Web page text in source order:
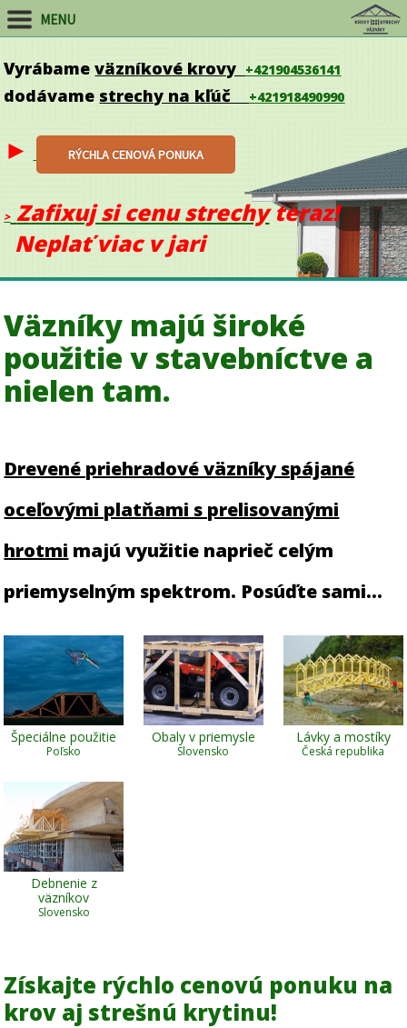
MENU
Vyrábameväzníkové krovy +421904536141
dodávame strechy na kľúč +421918490990
► RÝCHLA CENOVÁ PONUKA
> Zafixuj si cenu strechyteraz!
Neplať viac v jari
Väzníky majú široké
použitie v stavebníctve a
nielen tam.
Drevené priehradové väzníky spájané
oceľovými platňami s prelisovanými
hrotmi majú využitie naprieč celým
priemyselným spektrom. Posúďte sami...
Špeciálne použitie
Poľsko
Obaly v priemysle
Slovensko
Lávky a mostíky
Česká republika
Debnenie z
väzníkov
Slovensko
Získajte rýchlo cenovú ponuku na
krov aj strešnú krytinu!